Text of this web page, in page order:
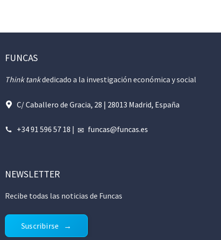
FUNCAS
Think tankdedicado a la investigación económica y social
C/ Caballero de Gracia, 28 | 28013 Madrid, España
+34 91 596 57 18 | funcas@funcas.es
NEWSLETTER
Recibe todas las noticias de Funcas
Suscribirse